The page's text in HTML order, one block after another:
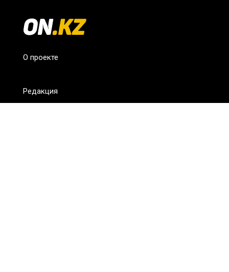
О проекте
Редакция